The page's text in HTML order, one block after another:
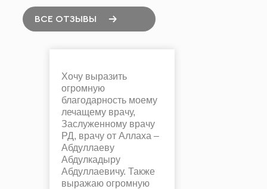
ВСЕ ОТЗЫВЫ
Хочу выразить
огромную
благодарность моему
лечащему врачу,
Заслуженному врачу
РД, врачу от Аллаха –
Абдуллаеву
Абдулкадыру
Абдуллаевичу. Также
выражаю огромную